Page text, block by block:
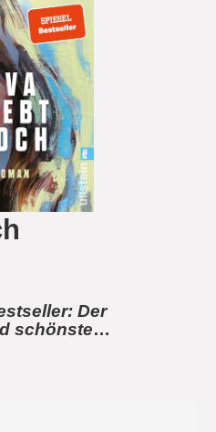
Der
schönste